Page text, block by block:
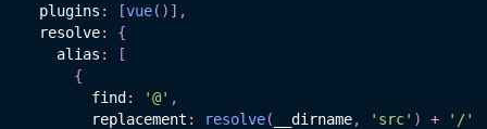
  plugins
: [vue( ) ] ,
  resolve
:
{
    alias
:
[
{
        find
: '@' ,
        replacement
: resolve( __dirname, 'src' ) +
'/'